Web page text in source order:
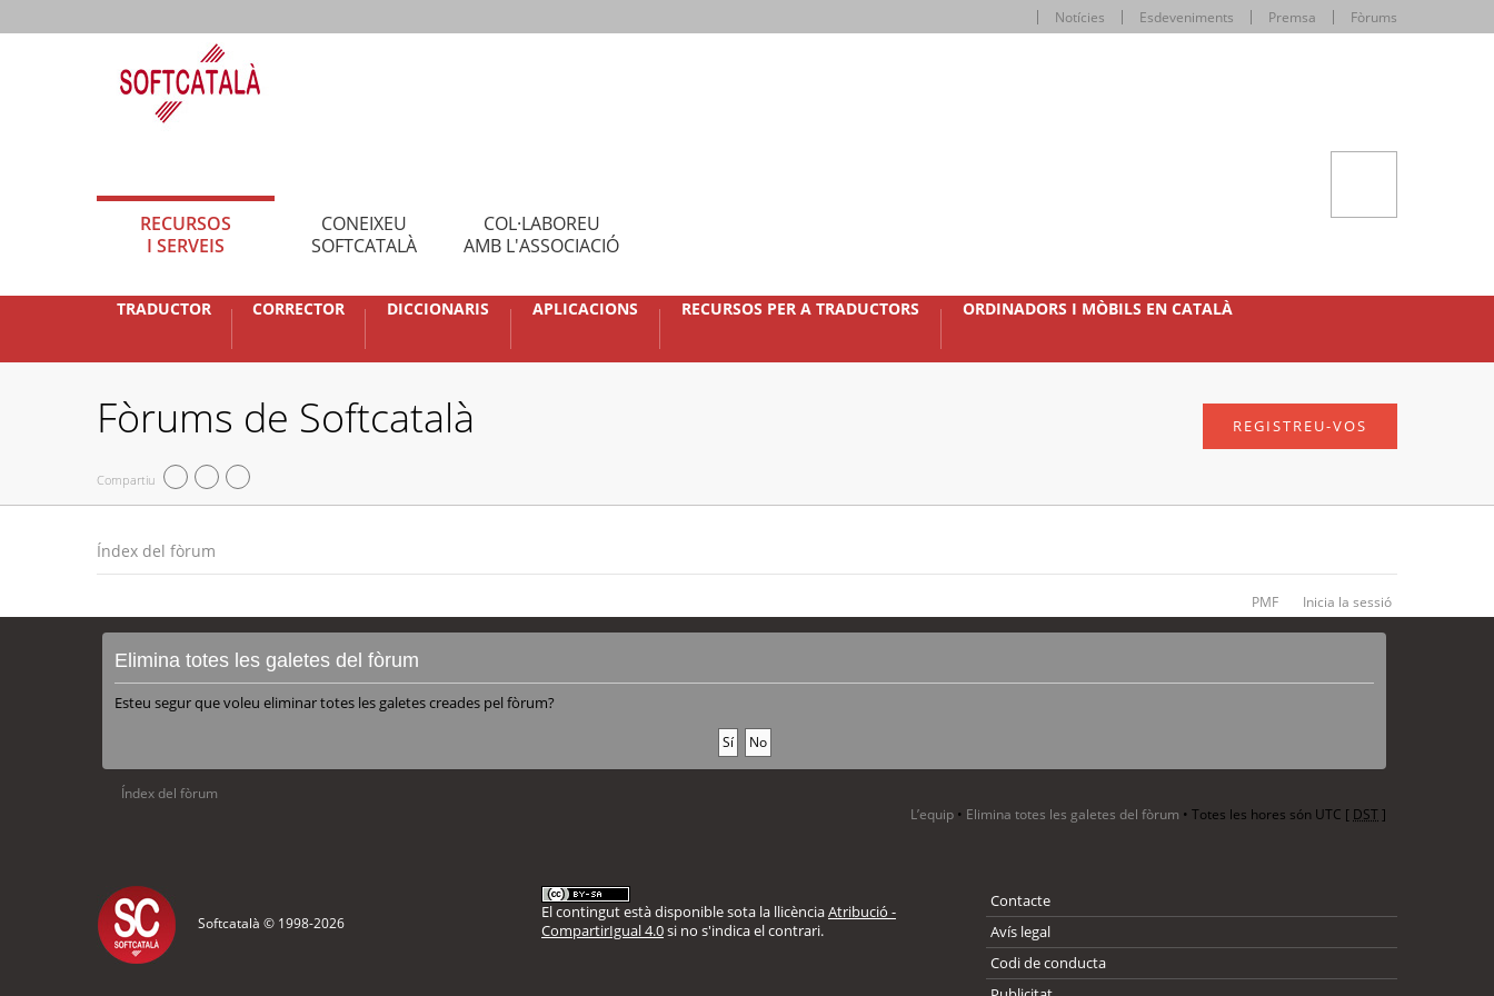
Notícies Esdeveniments Premsa Fòrums
RECURSOS
I SERVEIS
CONEIXEU
SOFTCATALÀ
COL·LABOREU
AMB L'ASSOCIACIÓ
TRADUCTOR CORRECTOR DICCIONARIS APLICACIONS RECURSOS PER A TRADUCTORS ORDINADORS I MÒBILS EN CATALÀ
Fòrums de Softcatalà
Compartiu
REGISTREU-VOS
Índex del fòrum
PMF Inicia la sessió
Elimina totes les galetes del fòrum
Esteu segur que voleu eliminar totes les galetes creades pel fòrum?
Índex del fòrum
L’equip • Elimina totes les galetes del fòrum • Totes les hores són UTC [ DST]
Softcatalà © 1998-2026
El contingut està disponible sota la llicènciaAtribució -
CompartirIgual 4.0si no s'indica el contrari.
Contacte
Avís legal
Codi de conducta